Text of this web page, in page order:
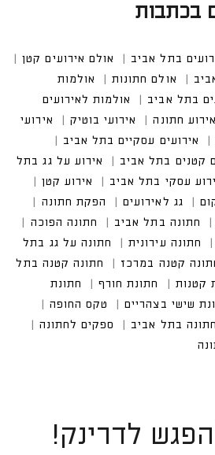
בכתבות
בתל אביב
אולם אירועים קטן
אולם חתונות
אולמות אירו
אביב
אולמות לאירועים קטנים
אירוע חתונה
אירועי בוטיק
אירועים עסקיים בתל אביב
אירוע על גג בתל אביב
לדרינק!